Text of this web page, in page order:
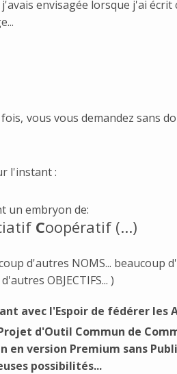
envisagée lorsque j'ai écrit
vous vous demandez sans
l'instant :
un embryon de:
Coopératif (...)
d'autres NOMS... beaucoup
OBJECTIFS... )
avec l'Espoir de fédérer les
d'Outil Commun de
version Premium sans
possibilités...